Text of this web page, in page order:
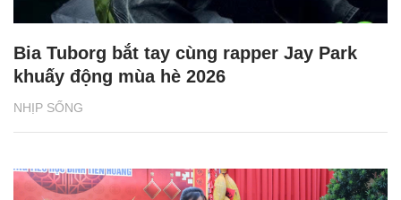
NHỊP SỐNG
Bia Tuborg bắt tay cùng rapper Jay Park
khuấy động mùa hè 2026